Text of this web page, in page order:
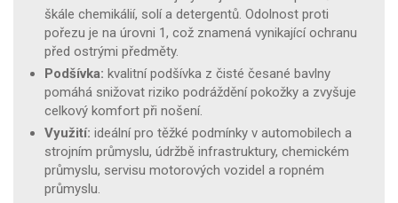
škále chemikálií, solí a detergentů. Odolnost proti
pořezu je na úrovni 1, což znamená vynikající ochranu
před ostrými předměty.
Podšívka: kvalitní podšívka z čisté česané bavlny
pomáhá snižovat riziko podráždění pokožky a zvyšuje
celkový komfort při nošení.
Využití: ideální pro těžké podmínky v automobilech a
strojním průmyslu, údržbě infrastruktury, chemickém
průmyslu, servisu motorových vozidel a ropném
průmyslu.